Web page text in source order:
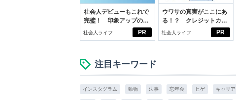
PR
社会人デビューもこれで
完璧！ 印象アップのセ
ルフプロデュース術
社会人ライフ PR
ウワサの真実がここにあ
る！？ クレジットカー
ドの都市伝説
社会人ライフ
注目キーワード
インスタグラム 動物 法事 忘年会 ヒゲ キャリア